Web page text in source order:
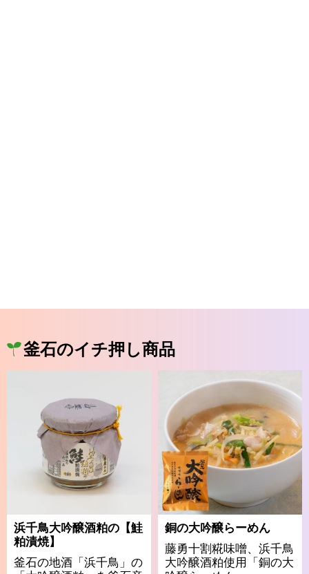
釜石のイチ押し商品
浜千鳥大吟醸酒粕の【鮭
粕漬焼】
釜石の地酒「浜千鳥」の
銅の大吟醸らーめん
藤勇十割糀味噌、浜千鳥
大吟醸酒粕使用「銅の大